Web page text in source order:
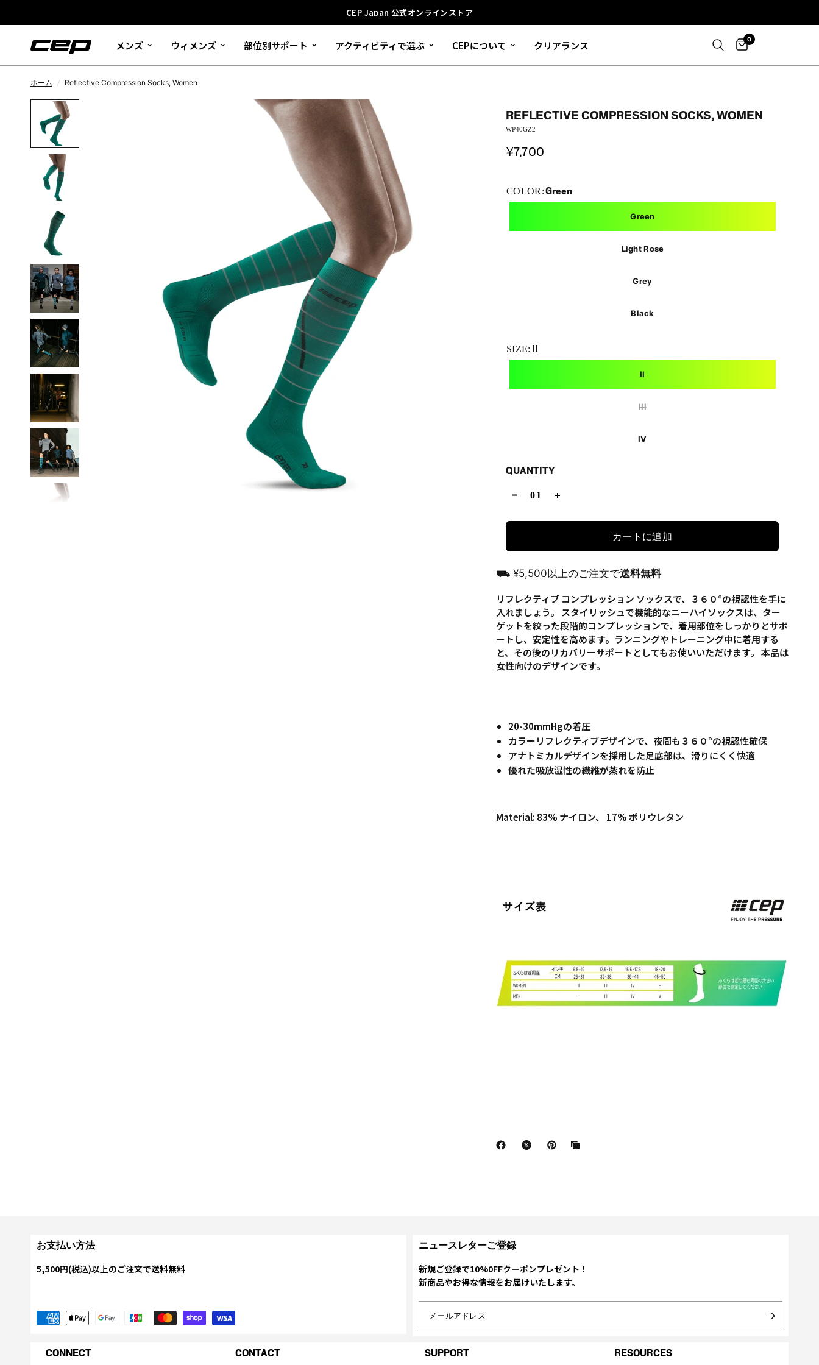
CEP Japan 公式オンラインストア
メンズ ウィメンズ 部位別サポート アクティビティで選ぶ CEPについて クリアランス 0
ホーム / Reflective Compression Socks, Women
REFLECTIVE COMPRESSION SOCKS, WOMEN
WP40GZ2
¥7,700
COLOR:Green
Green
Light Rose
Grey
Black
SIZE: II
II
III
IV
QUANTITY
カートに追加
⛟ ¥5,500以上のご注文で送料無料
リフレクティブ コンプレッション ソックスで、３６０°の視認性を手に
入れましょう。 スタイリッシュで機能的なニーハイソックスは、ター
ゲットを絞った段階的コンプレッションで、着用部位をしっかりとサポ
ートし、安定性を高めます。ランニングやトレーニング中に着用する
と、その後のリカバリーサポートとしてもお使いいただけます。 本品は
女性向けのデザインです。
20-30mmHgの着圧
カラーリフレクティブデザインで、夜間も３６０°の視認性確保
アナトミカルデザインを採用した足底部は、滑りにくく快適
優れた吸放湿性の繊維が蒸れを防止
Material: 83% ナイロン、 17% ポリウレタン
お支払い方法
5,500円(税込)以上のご注文で送料無料
ニュースレターご登録
新規ご登録で10%0FFクーポンプレゼント！
新商品やお得な情報をお届けいたします。
メールアドレス
CONNECT CONTACT SUPPORT RESOURCES